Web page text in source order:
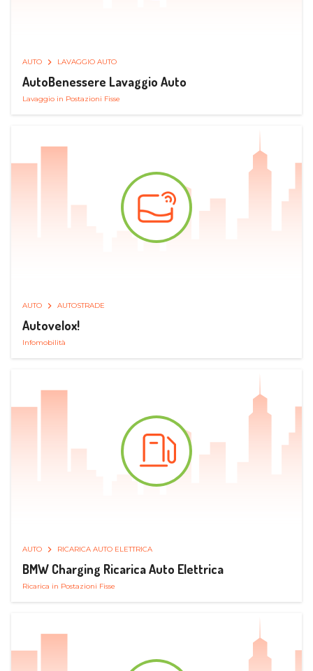
AUTO LAVAGGIO AUTO
AutoBenessere Lavaggio Auto
Lavaggio in Postazioni Fisse
AUTO AUTOSTRADE
Autovelox!
Infomobilità
AUTO RICARICA AUTO ELETTRICA
BMW Charging Ricarica Auto Elettrica
Ricarica in Postazioni Fisse